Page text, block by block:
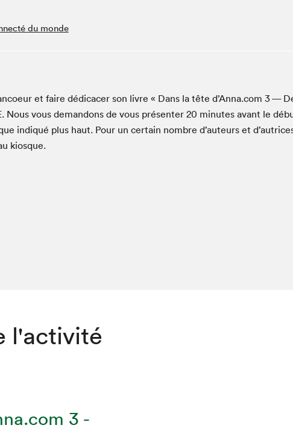
du Salon du livre
Le Salon dans ta classe
Liseur Public
Matinées scolaires Hydro-Québec
du monde
et faire dédi­cac­er son livre « Dans la tête d’Anna.com 3—
. Nous vous deman­dons de vous présen­ter 20 min­utes avant le
indiqué plus haut. Pour un cer­tain nom­bre d’auteurs et
kiosque.
l'activité
3 -